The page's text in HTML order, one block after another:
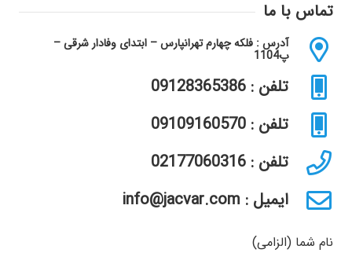
تماس با ما
آدرس : فلکه چهارم تهرانپارس – ابتدای وفادار شرقی –
پ1104
تلفن : 09128365386
تلفن : 09109160570
تلفن : 02177060316
ایمیل : info@jacvar.com
نام شما (الزامی)